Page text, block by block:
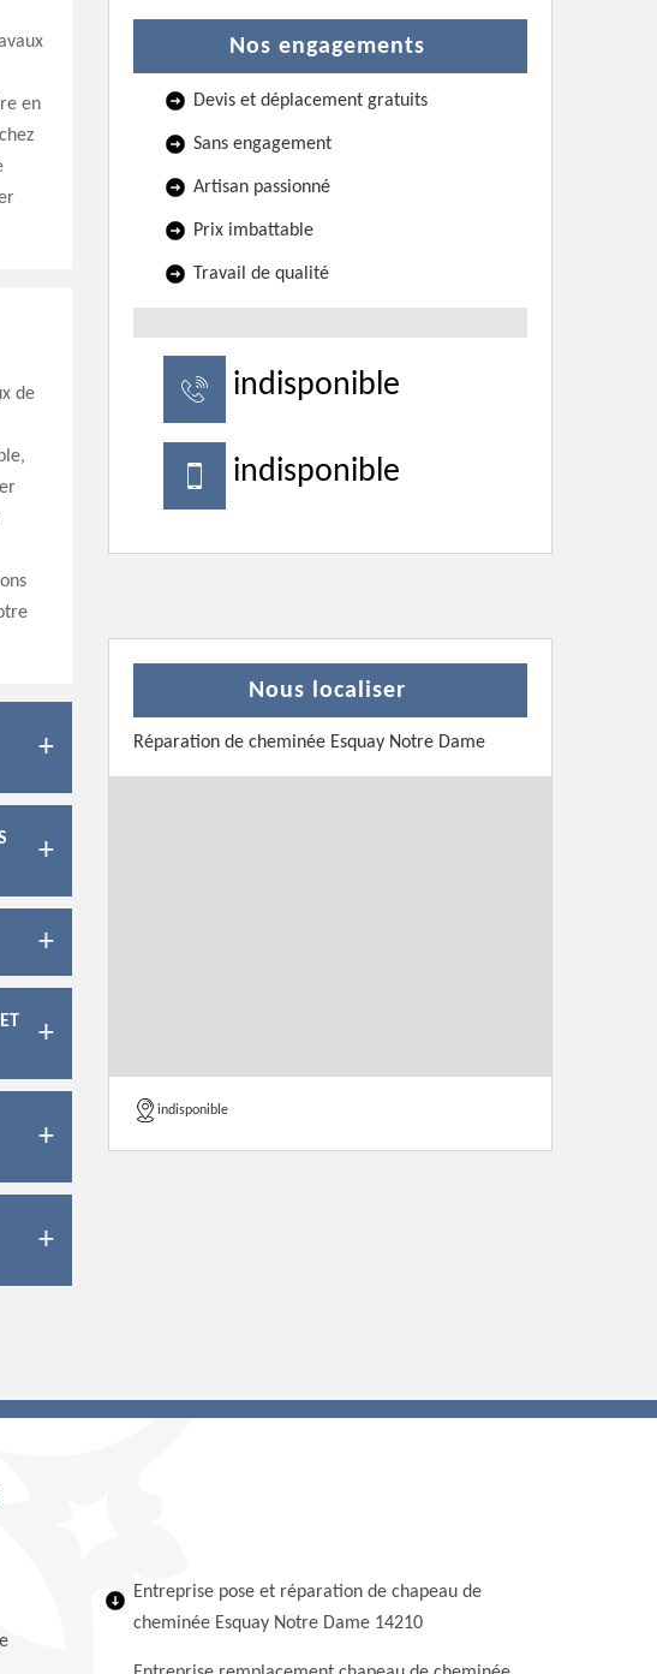
en
de
Nos engagements
Devis et déplacement gratuits
Sans engagement
Artisan passionné
Prix imbattable
Travail de qualité
indisponible
indisponible
Nous localiser
Réparation de cheminée Esquay Notre Dame
indisponible
Entreprise pose et réparation de chapeau de
cheminée Esquay Notre Dame 14210